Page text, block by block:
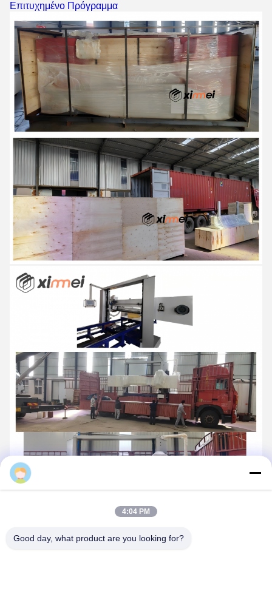
Επιτυχημένο Πρόγραμμα
Το εμπορικό σήμα αυτής της μηχανής είναι Xinmei.
4:04 PM
Good day, what product are you looking for?